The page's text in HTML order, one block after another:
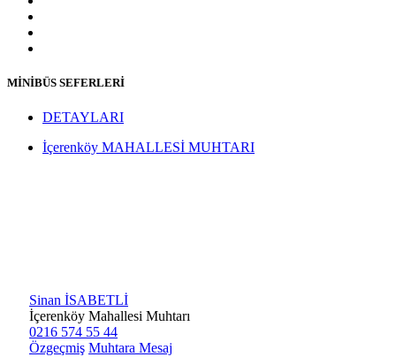
MİNİBÜS SEFERLERİ
DETAYLARI
İçerenköy MAHALLESİ MUHTARI
Sinan İSABETLİ
İçerenköy Mahallesi Muhtarı
0216 574 55 44
Özgeçmiş Muhtara Mesaj